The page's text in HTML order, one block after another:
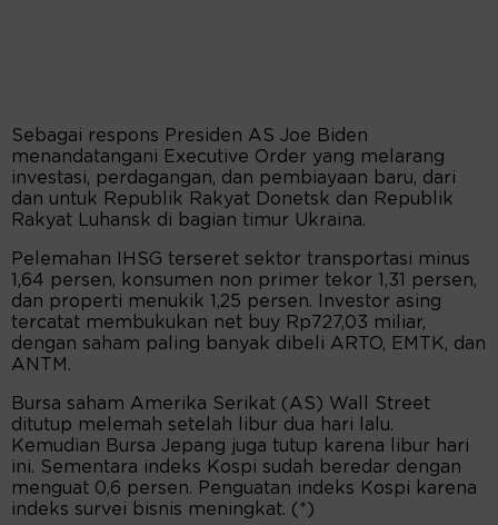
Sebagai respons Presiden AS Joe Biden
menandatangani Executive Order yang melarang
investasi, perdagangan, dan pembiayaan baru, dari
dan untuk Republik Rakyat Donetsk dan Republik
Rakyat Luhansk di bagian timur Ukraina.
Pelemahan IHSG terseret sektor transportasi minus
1,64 persen, konsumen non primer tekor 1,31 persen,
dan properti menukik 1,25 persen. Investor asing
tercatat membukukan net buy Rp727,03 miliar,
dengan saham paling banyak dibeli ARTO, EMTK, dan
ANTM.
Bursa saham Amerika Serikat (AS) Wall Street
ditutup melemah setelah libur dua hari lalu.
Kemudian Bursa Jepang juga tutup karena libur hari
ini. Sementara indeks Kospi sudah beredar dengan
menguat 0,6 persen. Penguatan indeks Kospi karena
indeks survei bisnis meningkat. (*)